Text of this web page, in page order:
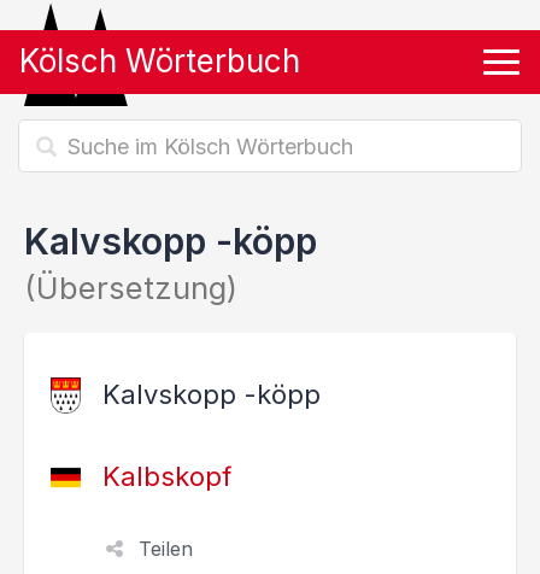
Kölsch Wörterbuch
Kalvskopp -köpp
(Übersetzung)
Kalvskopp -köpp
Kalbskopf
Teilen